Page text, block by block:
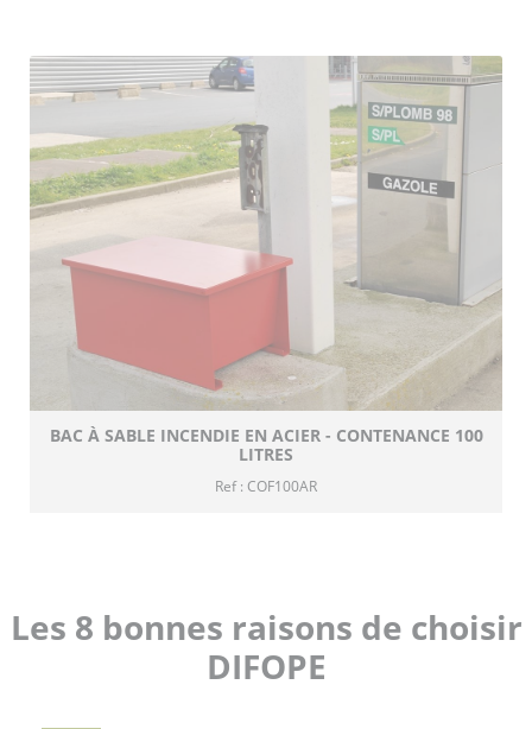
BAC À SABLE INCENDIE EN ACIER - CONTENANCE 100
LITRES
Ref : COF100AR
Les 8 bonnes raisons de choisir
DIFOPE